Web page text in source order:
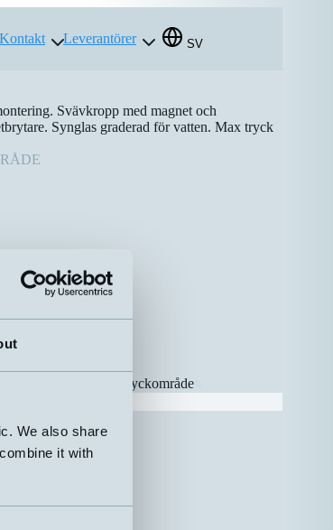
We also share
it with
Kontakt Leverantörer SV
Svävkropp med magnet och
Synglas graderad för vatten. Max tryck
Tryckområde
2-16 l/min
5-60 l/min